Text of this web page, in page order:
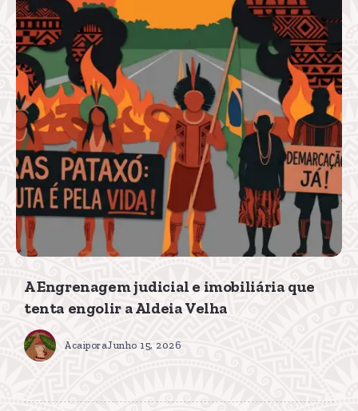
A Engrenagem judicial e imobiliária que
tenta engolir a Aldeia Velha
AcaiporaJunho 15, 2026